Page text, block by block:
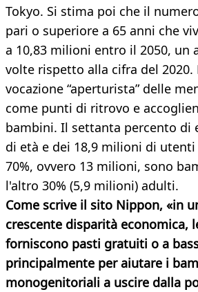
Tokyo. Si stima poi che il
pari o superiore a 65 anni che
a 10,83 milioni entro il 2050, un
volte rispetto alla cifra del 2020.
vocazione “aperturista” delle
come punti di ritrovo e
bambini. Il settanta percento di
di età e dei 18,9 milioni di
70%, ovvero 13 milioni, sono
l'altro 30% (5,9 milioni) adulti.
Come scrive il sito Nippon, «in
crescente disparità economica,
forniscono pasti gratuiti o a
principalmente per aiutare i
monogenitoriali a uscire dalla